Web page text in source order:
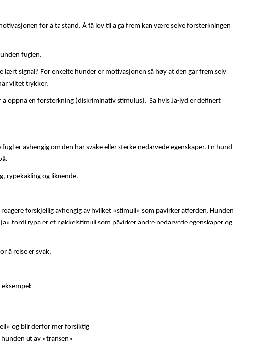
for å ta stand. Å få lov til å gå frem kan være selve forsterkningen
fuglen.
signal? For enkelte hunder er motivasjonen så høy at den går frem selv
viltet trykker.
oppnå en forsterkning (diskriminativ stimulus). Så hvis Ja-lyd er definert
er avhengig om den har svake eller sterke nedarvede egenskaper. En hund
rypekakling og liknende.
forskjellig avhengig av hvilket «stimuli» som påvirker atferden. Hunden
fordi rypa er et nøkkelstimuli som påvirker andre nedarvede egenskaper og
å reise er svak.
og blir derfor mer forsiktig.
hunden ut av «transen»